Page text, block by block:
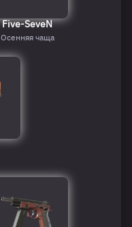
Five-SeveN
Осенняя чаща